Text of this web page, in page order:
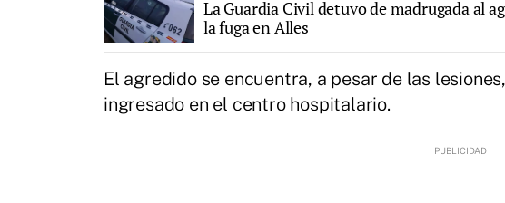
La Guardia Civil detuvo de madrugada al
la fuga en Alles
El agredido se encuentra, a pesar de las
ingresado en el centro hospitalario.